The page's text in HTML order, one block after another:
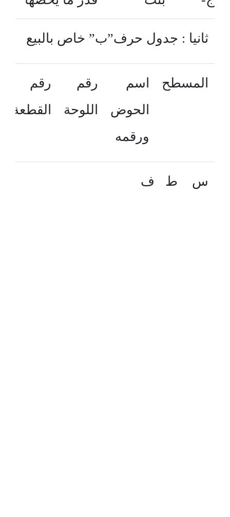
س ط ف فقط تسعة أفدنة وثمانية
وستة اسهم ضمن المكلفة
المقررة مبلغ سنويا.
ثانيا : جدول حرف”ب” خاص بالبيع
المسطح
اسم
الحوض
ورقمه
رقم
اللوحة
رقم
القطعة
س ط ف